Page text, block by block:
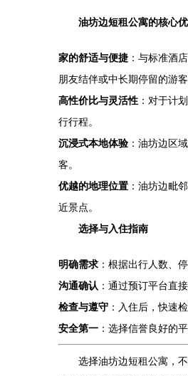
油坊边短租公寓的核心
家的舒适与便捷 ：与标准酒
朋友结伴或中长期停留的游客
高性价比与灵活性 ：对于计
行行程。
沉浸式本地体验 ：油坊边区
客。
优越的地理位置 ：油坊边毗
近景点。
选择与入住指南
明确需求 ：根据出行人数、
沟通确认 ：通过预订平台直
检查与遵守 ：入住后，快速
安全第一 ：选择信誉良好的
选择油坊边短租公寓，